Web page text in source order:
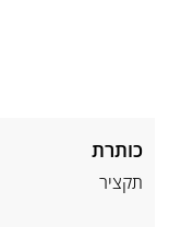
כותרת
תקציר